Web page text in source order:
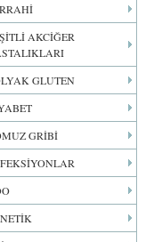
AKCİĞER
GLUTEN
GRİBİ